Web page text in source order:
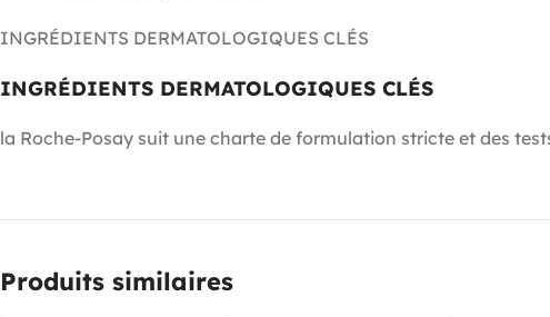
INGRÉDIENTS DERMATOLOGIQUES CLÉS
INGRÉDIENTS DERMATOLOGIQUES CLÉS
la Roche-Posay suit une charte de formulation stricte et des
Produits similaires